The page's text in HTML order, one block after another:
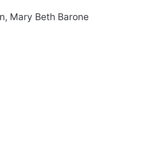
Mary Beth Barone